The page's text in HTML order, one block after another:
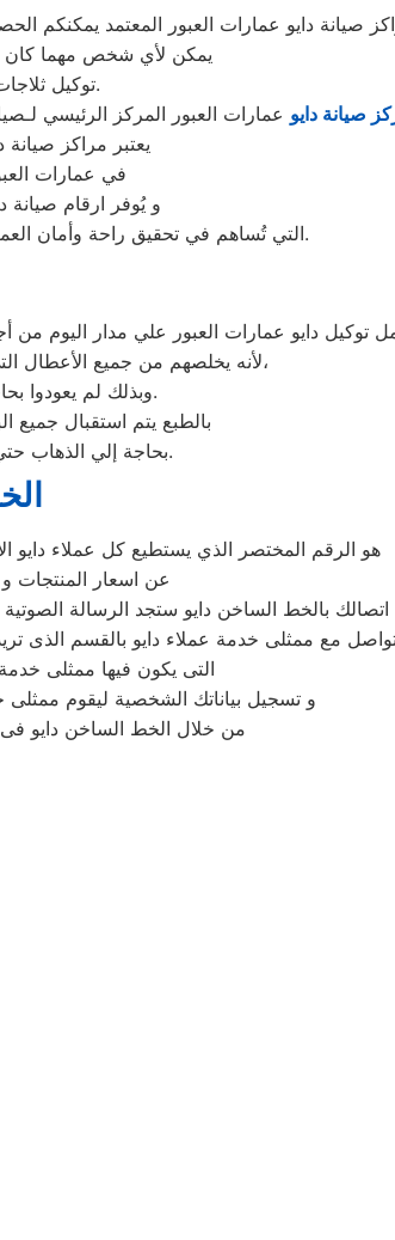
يمكن لأي شخص مهما كان
توكيل ثلاجات دايو المُدعمة من الخصومات والعروض التي ليس لها مثيل.
صيانة دايو عمارات العبور المركز الرئيسي
يعتبر مراكز
في عمارات
و يُوفر ارقام صيانة
التي تُساهم في تحقيق راحة وأمان العملاء من خلال تخفيض أسعار تلك الخدمات والبُعد التام عن التكاليف المالية باهظة الثمن.
توكيل دايو عمارات العبور علي مدار اليوم من
لأنه يخلصهم من جميع الأعطال التي تمنع الأجهزة الكهربائية خاصتهم عن العمل بشكل كامل أو جزئي متي طلبوا منه،
وبذلك لم يعودوا بحاجة إلي الانتظار لوقت محدد حتي يحصلوا علي ما يردون من خدمات.
بالطبع يتم استقبال جميع البلاغات
بحاجة إلي الذهاب حتي مقر التوكيل لطلب مساعدة فريق الدعم الفني لتصليح الجزء التالف.
هو الرقم المختصر الذي يستطيع كل عملاء دايو
عن اسعار المنتجات
اتصالك بالخط الساخن دايو ستجد الرسالة
مع ممثلى خدمة عملاء دايو بالقسم الذى تريده و مواعيد الاتصال على
التى يكون فيها ممثلى
و تسجيل بياناتك الشخصية ليقوم ممثلى
من خلال الخط الساخن دايو